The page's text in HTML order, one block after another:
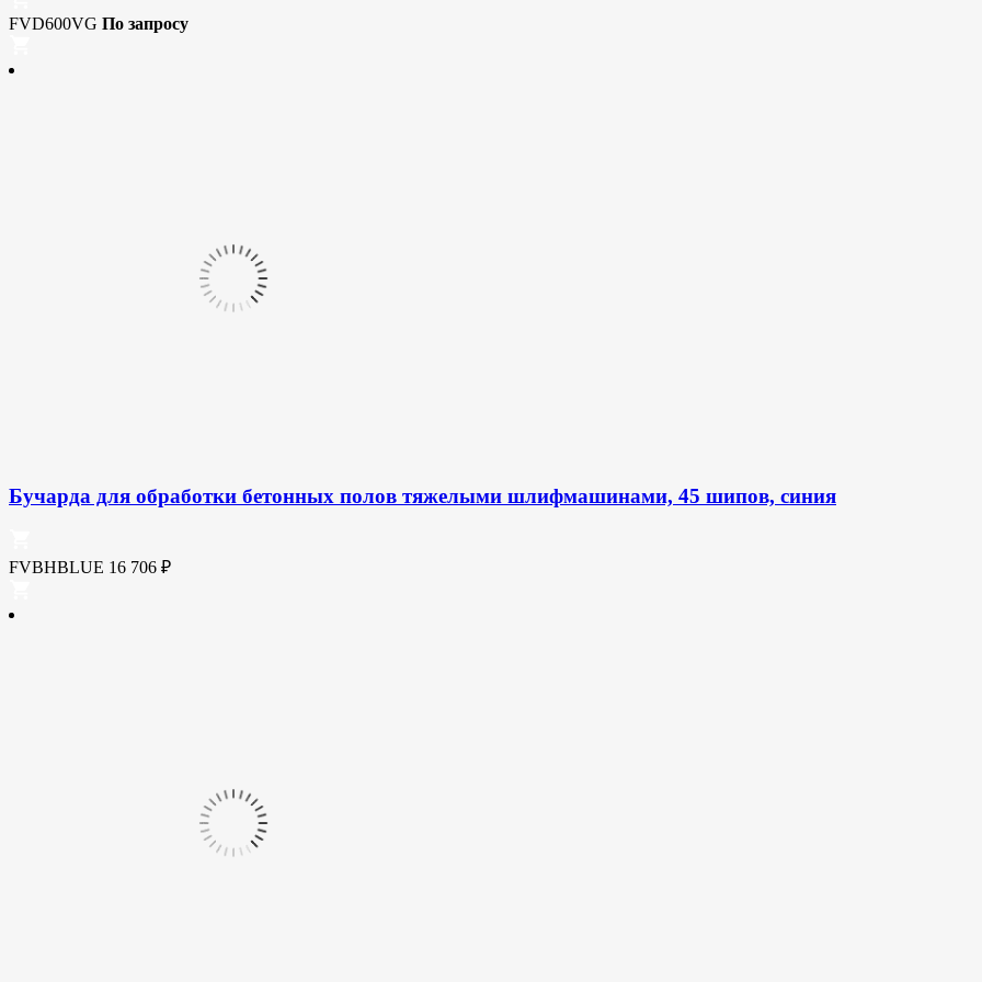
FVD600VG По запросу
Бучарда для обработки бетонных полов тяжелыми шлифмашинами, 45 шипов, синия
FVBHBLUE 16 706 ₽